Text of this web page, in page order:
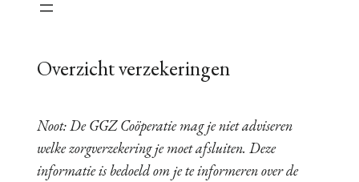
Overzicht verzekeringen
Noot: De GGZ Coöperatie mag je niet adviseren
welke zorgverzekering je moet afsluiten. Deze
informatie is bedoeld om je te informeren over de